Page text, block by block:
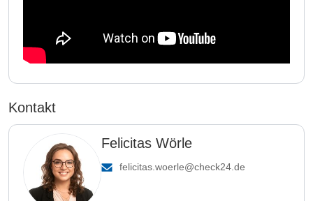
Kontakt
Felicitas Wörle
felicitas.woerle@check24.de